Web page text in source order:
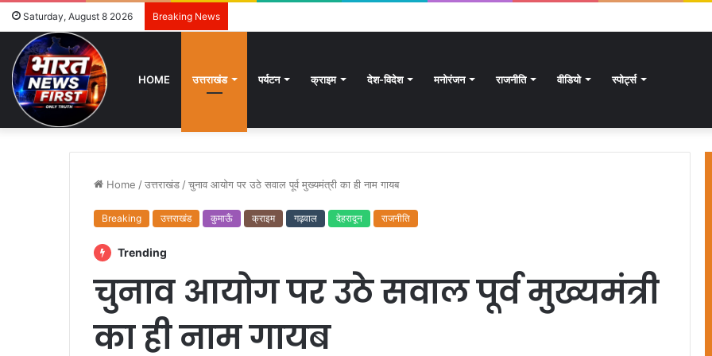
Saturday, August 8 2026 Breaking News
HOME उत्तराखंड पर्यटन क्राइम देश-विदेश मनोरंजन राजनीति वीडियो स्पोर्ट्स
Home /उत्तराखंड /चुनाव आयोग पर उठे सवाल पूर्व मुख्यमंत्री का ही नाम गायब
Breaking उत्तराखंड कुमाऊँ क्राइम गढ़वाल देहरादून राजनीति
Trending
चुनाव आयोग पर उठे सवाल पूर्व मुख्यमंत्री
का ही नाम गायब